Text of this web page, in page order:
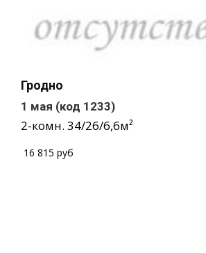
Гродно
1 мая (код 1233)
2-комн. 34/26/6,6м²
16 815 руб